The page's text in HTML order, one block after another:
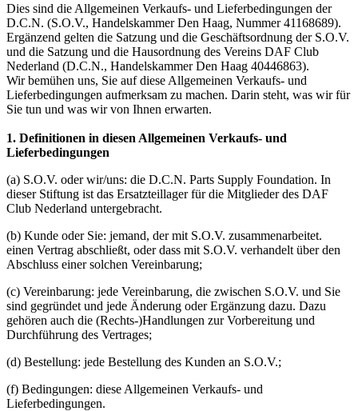
Dies sind die Allgemeinen Verkaufs- und Lieferbedingungen der
D.C.N. (S.O.V., Handelskammer Den Haag, Nummer 41168689).
Ergänzend gelten die Satzung und die Geschäftsordnung der S.O.V.
und die Satzung und die Hausordnung des Vereins DAF Club
Nederland (D.C.N., Handelskammer Den Haag 40446863).
Wir bemühen uns, Sie auf diese Allgemeinen Verkaufs- und
Lieferbedingungen aufmerksam zu machen. Darin steht, was wir für
Sie tun und was wir von Ihnen erwarten.
1. Definitionen in diesen Allgemeinen Verkaufs- und
Lieferbedingungen
(a) S.O.V. oder wir/uns: die D.C.N. Parts Supply Foundation. In
dieser Stiftung ist das Ersatzteillager für die Mitglieder des DAF
Club Nederland untergebracht.
(b) Kunde oder Sie: jemand, der mit S.O.V. zusammenarbeitet.
einen Vertrag abschließt, oder dass mit S.O.V. verhandelt über den
Abschluss einer solchen Vereinbarung;
(c) Vereinbarung: jede Vereinbarung, die zwischen S.O.V. und Sie
sind gegründet und jede Änderung oder Ergänzung dazu. Dazu
gehören auch die (Rechts-)Handlungen zur Vorbereitung und
Durchführung des Vertrages;
(d) Bestellung: jede Bestellung des Kunden an S.O.V.;
(f) Bedingungen: diese Allgemeinen Verkaufs- und
Lieferbedingungen.